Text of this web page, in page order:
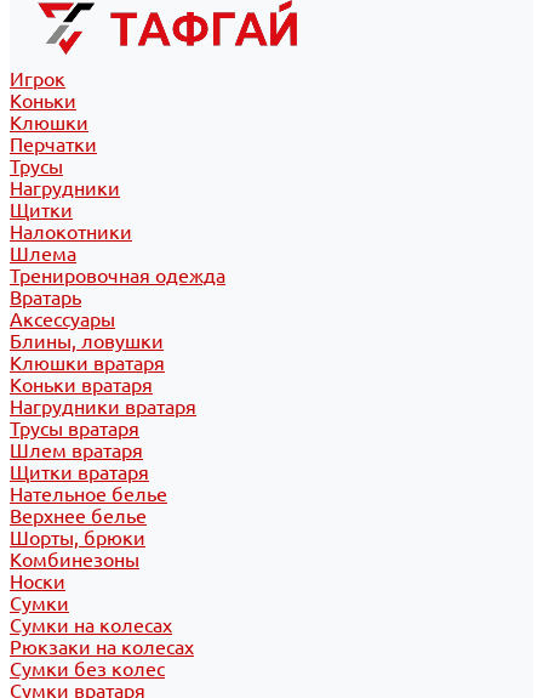
Игрок
Коньки
Клюшки
Перчатки
Трусы
Нагрудники
Щитки
Налокотники
Шлема
Тренировочная одежда
Вратарь
Аксессуары
Блины, ловушки
Клюшки вратаря
Коньки вратаря
Нагрудники вратаря
Трусы вратаря
Шлем вратаря
Щитки вратаря
Нательное белье
Верхнее белье
Шорты, брюки
Комбинезоны
Носки
Сумки
Сумки на колесах
Рюкзаки на колесах
Сумки без колес
Сумки вратаря